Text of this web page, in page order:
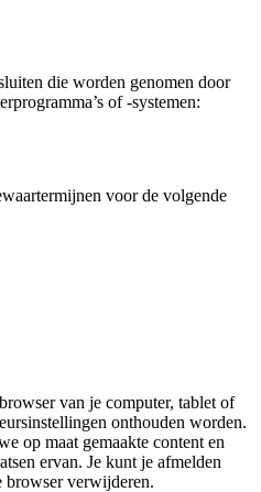
die worden genomen door
of -systemen:
voor de volgende
van je computer, tablet of
onthouden worden.
op maat gemaakte content en
ervan. Je kunt je afmelden
browser verwijderen.